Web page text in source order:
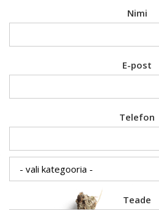
Nimi
E-post
Telefon
Teade